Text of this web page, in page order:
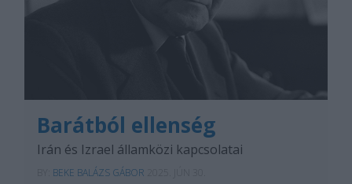
Barátból ellenség
Irán és Izrael államközi kapcsolatai
BEKE BALÁZS GÁBOR